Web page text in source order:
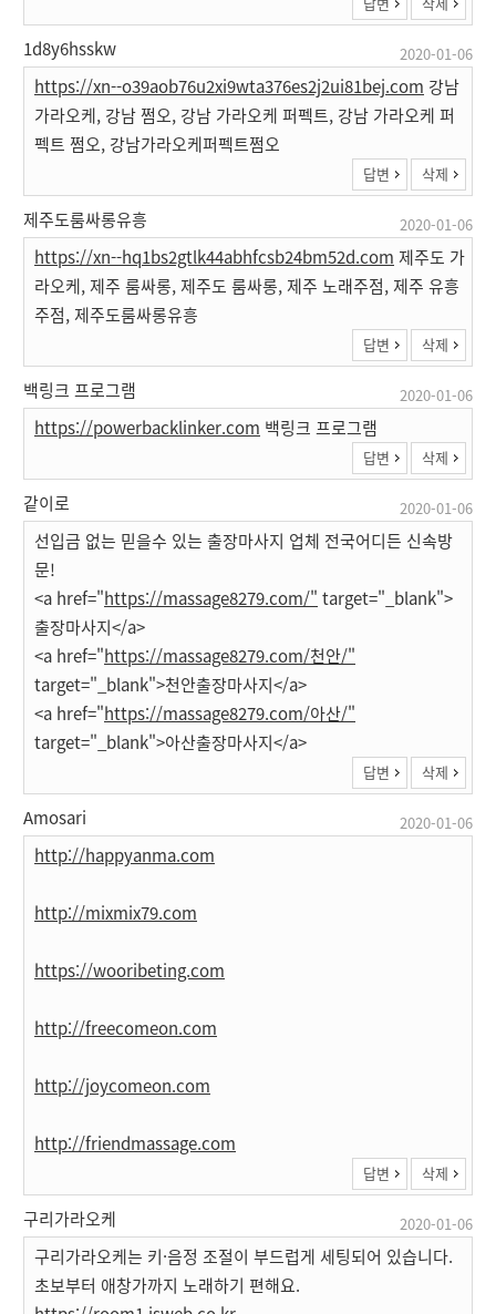
1d8y6hsskw 2020-01-06
https://xn--o39aob76u2xi9wta376es2j2ui81bej.com 강남
가라오케, 강남 쩜오, 강남 가라오케 퍼펙트, 강남 가라오케 퍼
펙트 쩜오, 강남가라오케퍼펙트쩜오
답변 삭제
제주도룸싸롱유흥 2020-01-06
https://xn--hq1bs2gtlk44abhfcsb24bm52d.com 제주도 가
라오케, 제주 룸싸롱, 제주도 룸싸롱, 제주 노래주점, 제주 유흥
주점, 제주도룸싸롱유흥
답변 삭제
백링크 프로그램 2020-01-06
https://powerbacklinker.com 백링크 프로그램
답변 삭제
같이로 2020-01-06
선입금 없는 믿을수 있는 출장마사지 업체 전국어디든 신속방
문!
<a href="https://massage8279.com/" target="_blank">
출장마사지</a>
<a href="https://massage8279.com/천안/"
target="_blank">천안출장마사지</a>
<a href="https://massage8279.com/아산/"
target="_blank">아산출장마사지</a>
답변 삭제
Amosari 2020-01-06
http://happyanma.com
http://mixmix79.com
https://wooribeting.com
http://freecomeon.com
http://joycomeon.com
http://friendmassage.com
답변 삭제
구리가라오케 2020-01-06
구리가라오케는 키·음정 조절이 부드럽게 세팅되어 있습니다.
초보부터 애창가까지 노래하기 편해요.